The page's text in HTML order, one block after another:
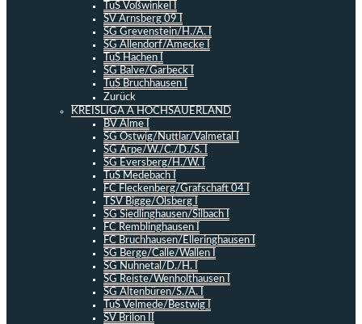
TuS Voßwinkel I
SV Arnsberg 09 I
SG Grevenstein/H./A. I
SG Allendorf/Amecke I
TuS Hachen I
SG Balve/Garbeck I
TuS Bruchhausen I
Zurück
KREISLIGA A HOCHSAUERLAND
BV Alme I
SG Ostwig/Nuttlar/Valmetal I
SG Arpe/W./C./D./S. I
SG Eversberg/H./W. I
TuS Medebach I
FC Fleckenberg/Grafschaft 04 I
TSV Bigge/Olsberg I
SG Siedlinghausen/Silbach I
FC Remblinghausen I
FC Bruchhausen/Elleringhausen I
SG Berge/Calle/Wallen I
SG Nuhnetal/D./H. I
SG Reiste/Wenholthausen I
SG Altenbüren/S./A. I
TuS Velmede/Bestwig I
SV Brilon II